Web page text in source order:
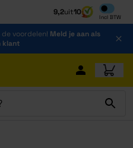
9,2uit10
Incl BTW
Inclusief
voordelen! Meld je aan als
klant